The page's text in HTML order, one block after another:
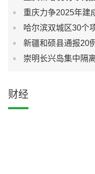
重庆力争2025年建成国家
哈尔滨双城区30个项目
新疆和硕县通报20
崇明长兴岛集中隔离收
财经